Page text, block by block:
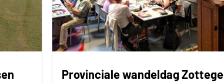
Provinciale wandeldag